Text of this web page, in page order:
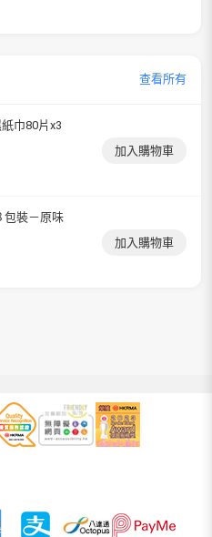
查看所有
巾80片x3
加入購物車
包裝－原味
加入購物車